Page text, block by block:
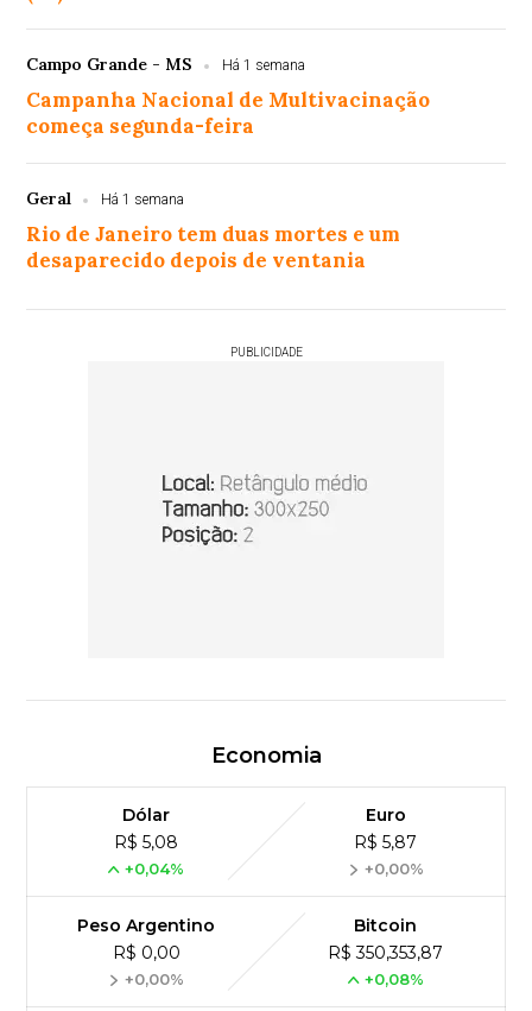
Campo Grande - MS Há 1 semana
Campanha Nacional de Multivacinação
começa segunda-feira
Geral Há 1 semana
Rio de Janeiro tem duas mortes e um
desaparecido depois de ventania
PUBLICIDADE
Economia
Dólar
R$ 5,08
+0,04%
Euro
R$ 5,87
+0,00%
Peso Argentino
R$ 0,00
+0,00%
Bitcoin
R$ 350,353,87
+0,08%